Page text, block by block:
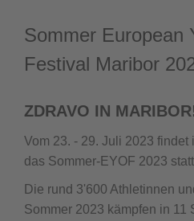
Sommer European
Festival Maribor
ZDRAVO IN
Vom 23. - 29. Juli 2023
das Sommer-EYOF 2023
Die rund 3'600 Athletinnen
Sommer 2023 kämpfen in 11